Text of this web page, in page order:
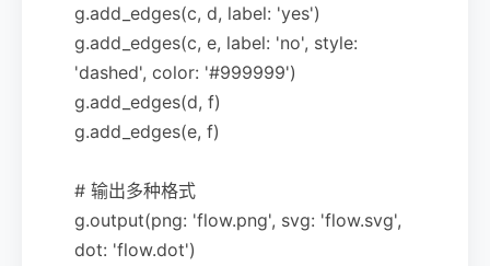
g.add_edges(c, d, label: 'yes')
g.add_edges(c, e, label: 'no', style:
'dashed', color: '#999999')
g.add_edges(d, f)
g.add_edges(e, f)
# 输出多种格式
g.output(png: 'flow.png', svg: 'flow.svg',
dot: 'flow.dot')